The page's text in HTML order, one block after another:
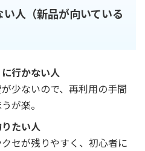
人（新品が向いている
行かない人
少ないので、再利用の手間
が楽。
たい人
セが残りやすく、初心者に